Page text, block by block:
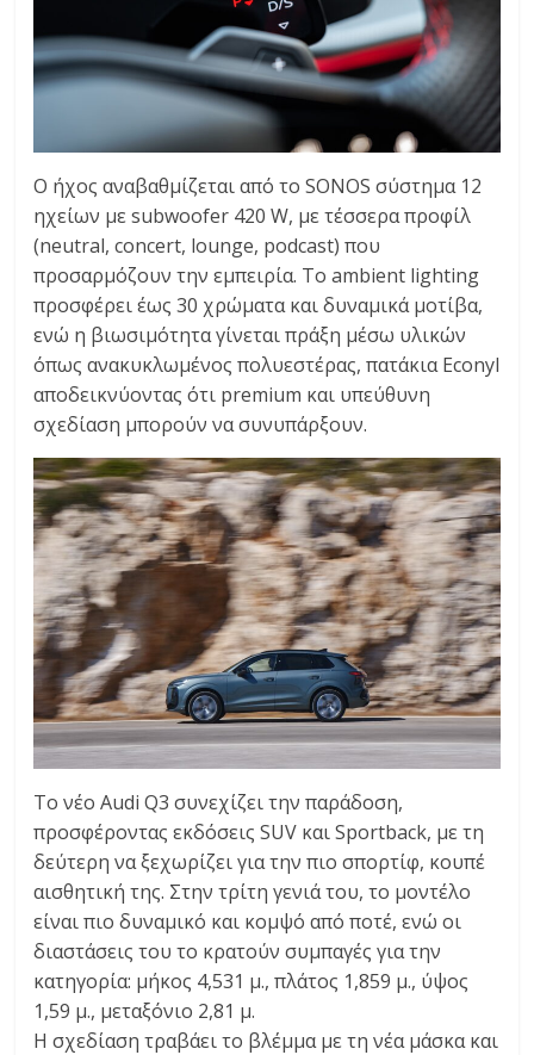
Ο ήχος αναβαθμίζεται από το SONOS σύστημα 12
ηχείων με subwoofer 420 W, με τέσσερα προφίλ
(neutral, concert, lounge, podcast) που
προσαρμόζουν την εμπειρία. Το ambient lighting
προσφέρει έως 30 χρώματα και δυναμικά μοτίβα,
ενώ η βιωσιμότητα γίνεται πράξη μέσω υλικών
όπως ανακυκλωμένος πολυεστέρας, πατάκια Econyl
αποδεικνύοντας ότι premium και υπεύθυνη
σχεδίαση μπορούν να συνυπάρξουν.
Το νέο Audi Q3 συνεχίζει την παράδοση,
προσφέροντας εκδόσεις SUV και Sportback, με τη
δεύτερη να ξεχωρίζει για την πιο σπορτίφ, κουπέ
αισθητική της. Στην τρίτη γενιά του, το μοντέλο
είναι πιο δυναμικό και κομψό από ποτέ, ενώ οι
διαστάσεις του το κρατούν συμπαγές για την
κατηγορία: μήκος 4,531 μ., πλάτος 1,859 μ., ύψος
1,59 μ., μεταξόνιο 2,81 μ.
Η σχεδίαση τραβάει το βλέμμα με τη νέα μάσκα και